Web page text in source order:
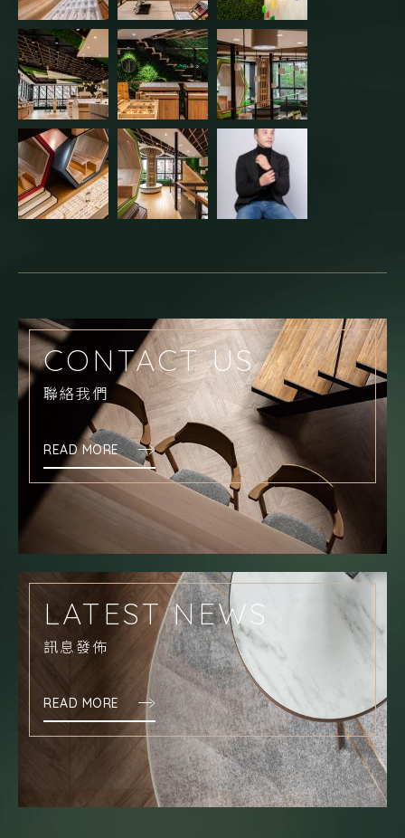
CONTACT US
聯絡我們
READ MORE
LATEST NEWS
訊息發佈
READ MORE